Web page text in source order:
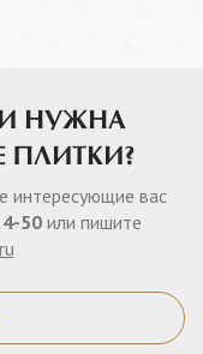
НУЖНА
интересующие вас
50 или пишите